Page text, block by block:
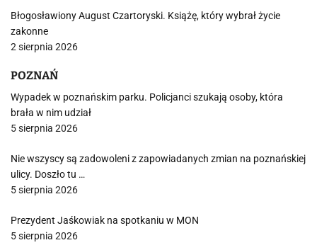
Błogosławiony August Czartoryski. Książę, który wybrał życie
zakonne
2 sierpnia 2026
POZNAŃ
Wypadek w poznańskim parku. Policjanci szukają osoby, która
brała w nim udział
5 sierpnia 2026
Nie wszyscy są zadowoleni z zapowiadanych zmian na poznańskiej
ulicy. Doszło tu …
5 sierpnia 2026
Prezydent Jaśkowiak na spotkaniu w MON
5 sierpnia 2026